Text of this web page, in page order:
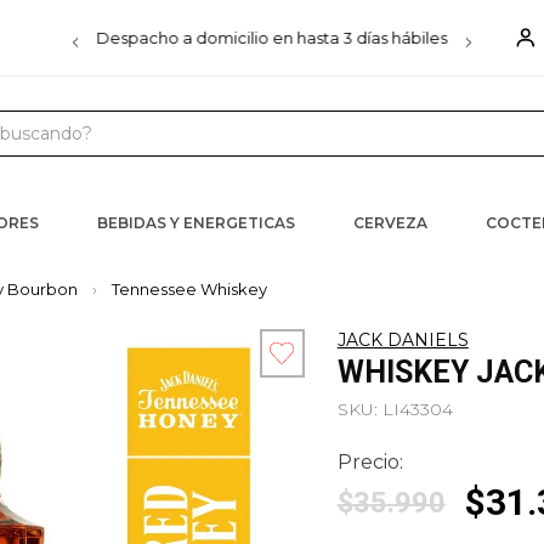
Despacho a domicilio en hasta 3 días hábiles
BEBIDAS Y ENERGETICAS CERVEZA
Bourbon Tennessee Whiskey
JACK DANIELS
WHISKEY
SKU: LI43304
Precio:
$35.990 $31 .